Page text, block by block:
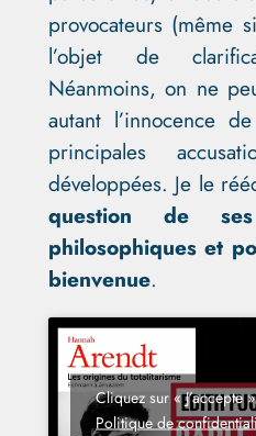
provocateurs (même
l’objet de
Néanmoins, on ne
autant l’innocence
principales
développées. Je le
question de ses
philosophiques et
bienvenue.
Cliquez sur « J’accepte
Politique de